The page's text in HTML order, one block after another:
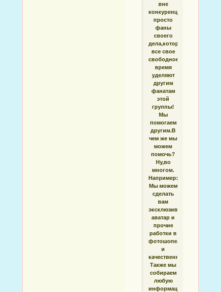
вне
конкуренции.Мы
просто
фаны
своего
дела,которые
все свое
свободное
время
уделяют
другим
фанатам
этой
группы!
Мы
помогаем
другим.В
чем же мы
можем
помочь?
Ну,во
многом.
Например:
Мы можем
сделать
вам
эксклюзивный
аватар и
прочие
работки в
фотошопе.Быстро
и
качественно.
Также мы
собираем
любую
информацию